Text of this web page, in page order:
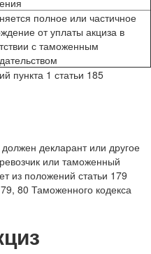
полное или частичное
от уплаты акциза в
с таможенным
пункта 1 статьи 185
декларант или другое
или таможенный
из положений статьи 179
80 Таможенного кодекса